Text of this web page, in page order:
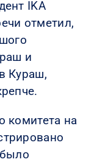
IKA
отметил,
и
Кураш,
комитета на